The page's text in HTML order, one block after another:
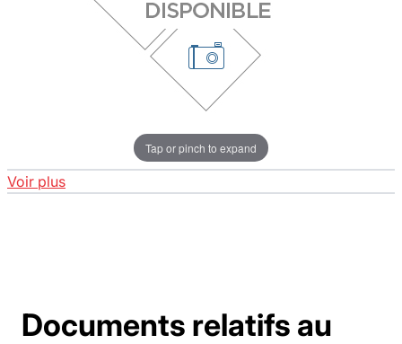
Tap or pinch to expand
Voir plus
Documents relatifs au